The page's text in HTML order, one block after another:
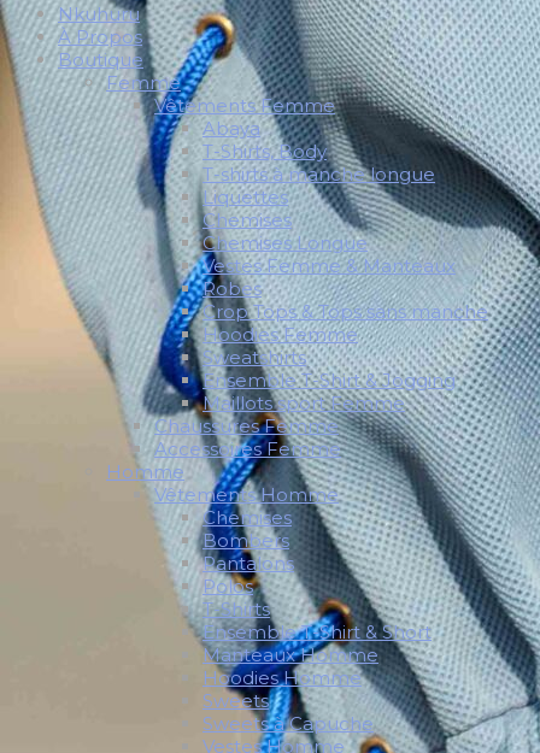
Nkuhuru
À Propos
Boutique
Femme
Vêtements Femme
Abaya
T-Shirts, Body
T-shirts à manche longue
Liquettes
Chemises
Chemises Longue
Vestes Femme & Manteaux
Robes
Crop Tops & Tops sans manche
Hoodies Femme
Sweatshirts
Ensemble T-Shirt & Jogging
Maillots sport Femme
Chaussures Femme
Accessoires Femme
Homme
Vêtements Homme
Chemises
Bombers
Pantalons
Polos
T-Shirts
Ensemble T-Shirt & Short
Manteaux Homme
Hoodies Homme
Sweets
Sweets à Capuche
Vestes Homme